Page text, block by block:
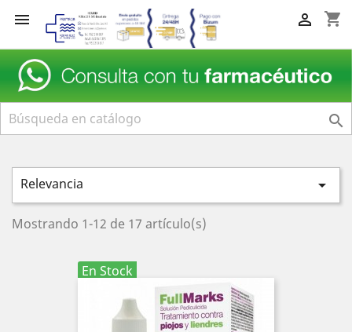
 shopping_cart


Relevancia 
Mostrando 1-12 de 17 artículo(s)
En Stock